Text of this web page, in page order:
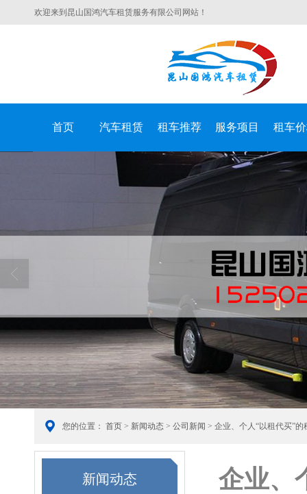
欢迎来到昆山国鸿汽车租赁服务有限公司网站！
昆山国鸿汽车租赁服务有限公司
首页 汽车租赁 租车推荐 服务项目 租车
您的位置： 首页 > 新闻动态 > 公司新闻 > 企业、个人“以租代买”
新闻动态 企业、